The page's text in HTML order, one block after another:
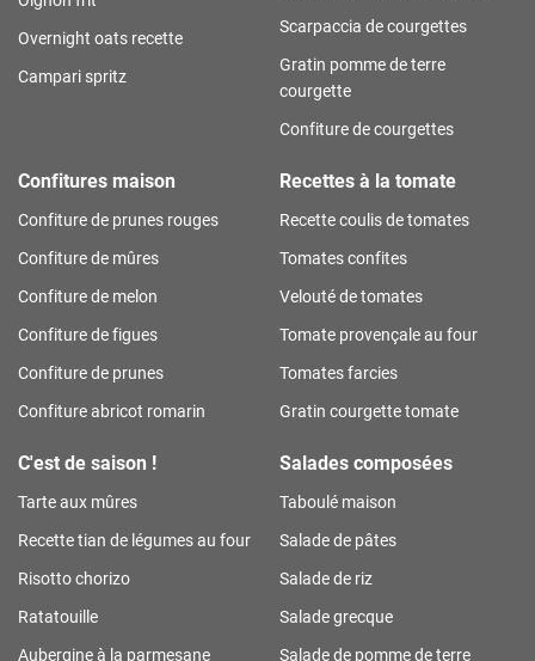
Overnight oats recette
Campari spritz
Scarpaccia de courgettes
Gratin pomme de terre
courgette
Confiture de courgettes
Confitures maison
Confiture de prunes rouges
Confiture de mûres
Confiture de melon
Confiture de figues
Confiture de prunes
Confiture abricot romarin
Recettes à la tomate
Recette coulis de tomates
Tomates confites
Velouté de tomates
Tomate provençale au four
Tomates farcies
Gratin courgette tomate
C'est de saison !
Tarte aux mûres
Recette tian de légumes au four
Risotto chorizo
Ratatouille
Aubergine à la parmesane
Salades composées
Taboulé maison
Salade de pâtes
Salade de riz
Salade grecque
Salade de pomme de terre